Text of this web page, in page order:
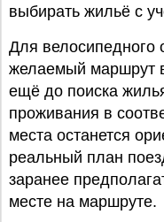
выбирать жильё с
Для велосипедного
желаемый маршрут
ещё до поиска
проживания в
места останется
реальный план
заранее
месте на маршруте.